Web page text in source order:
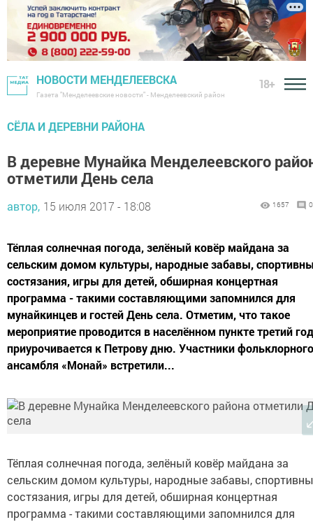
НОВОСТИ МЕНДЕЛЕЕВСКА
Газета "Менделеевские новости" - Менделеевский район
18+
СЁЛА И ДЕРЕВНИ РАЙОНА
В деревне Мунайка Менделеевского
отметили День села
автор, 15 июля 2017 - 18:08 1657 0
Тёплая солнечная погода, зелёный ковёр майдана за
сельским домом культуры, народные забавы,
состязания, игры для детей, обширная концертная
программа - такими составляющими запомнился для
мунайкинцев и гостей День села. Отметим, что такое
мероприятие проводится в населённом пункте третий
приурочивается к Петрову дню. Участники фольклорного
ансамбля «Монай» встретили...
Тёплая солнечная погода, зелёный ковёр майдана за
сельским домом культуры, народные забавы,
состязания, игры для детей, обширная концертная
программа - такими составляющими запомнился для